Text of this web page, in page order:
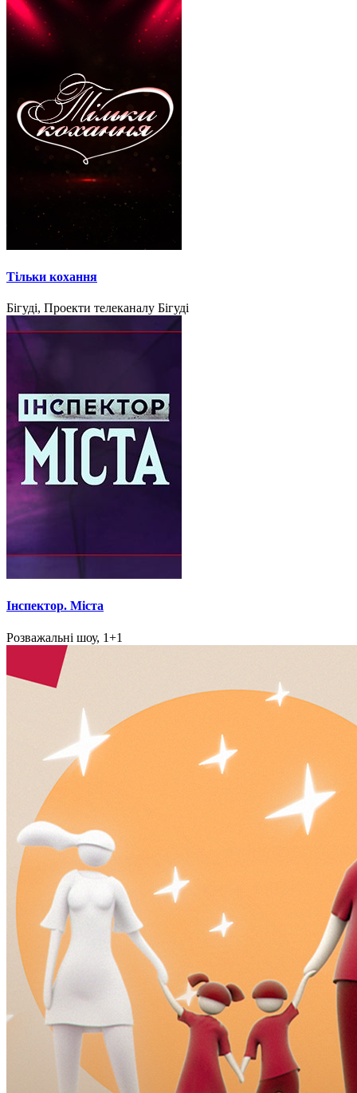
Тільки кохання
Бігуді, Проекти телеканалу Бігуді
Інспектор. Міста
Розважальні шоу, 1+1